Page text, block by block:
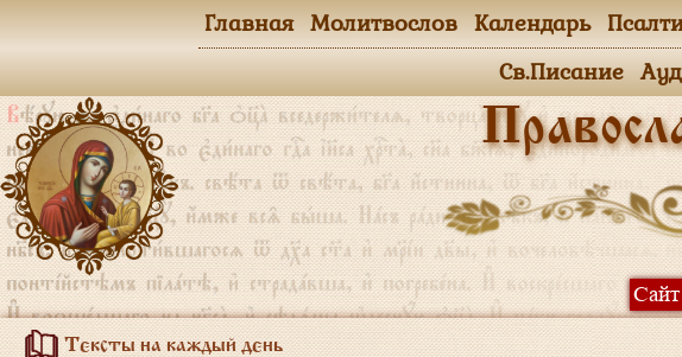
Тексты на каждый день
Главная Молитвослов Календарь
Св.Писание